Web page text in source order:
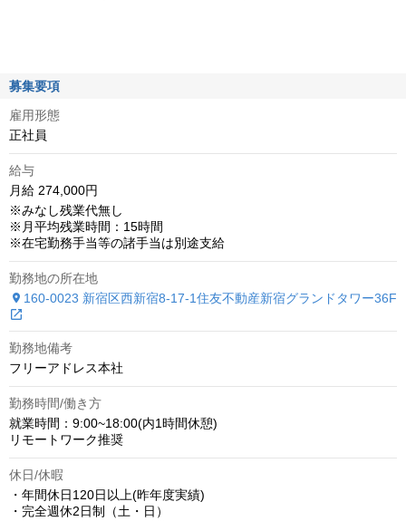
募集要項
雇用形態
正社員
給与
月給 274,000円
※みなし残業代無し
※月平均残業時間：15時間
勤務地の所在地
160-0023 新宿区西新宿8-17-1住友不動産新宿グランドタワー36F
勤務地備考
フリーアドレス本社
勤務時間/働き方
就業時間：9:00~18:00(内1時間休憩)
リモートワーク推奨
休日/休暇
・年間休日120日以上(昨年度実績)
・完全週休2日制（土・日）